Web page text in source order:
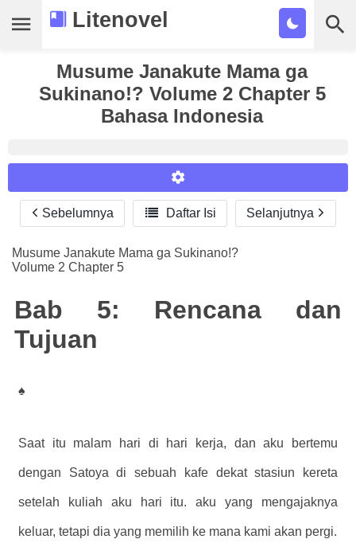
Litenovel
Daftar Novel
Tamat
Bookmark
Musume Janakute Mama ga
Sukinano!? Volume 2 Chapter 5
Bahasa Indonesia
Reader Settings
Font :
Titillium Web
Size :
Sebelumnya  Daftar Isi Selanjutnya
Musume Janakute Mama ga Sukinano!?
Volume 2 Chapter 5
Bab 5: Rencana dan
Tujuan
♠
Saat itu malam hari di hari kerja, dan aku bertemu
dengan Satoya di sebuah kafe dekat stasiun kereta
setelah kuliah aku hari itu. aku yang mengajaknya
keluar, tetapi dia yang memilih ke mana kami akan pergi.